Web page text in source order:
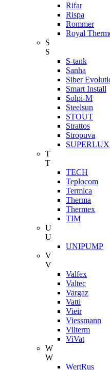
Rifar
Rispa
Rommer
Royal
S
S
S-tank
Sanha
Siber
Smart Install
Solpi-M
Steelsun
STOUT
Strattos
Stropuva
T
T
TECH
Teplocom
Termica
Therma
Thermex
TIM
U
U
UNIPUMP
V
V
Valfex
Valtec
Vargaz
Vatti
Vieir
Viessmann
Vilterm
ViVat
W
W
WertRus